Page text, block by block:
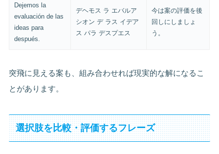
Dejemos la
evaluación de las
ideas para
después.
デヘモス ラ エバルア
シオン デ ラス イデア
ス パラ デスプエス
今は案の評価を後
回しにしましょ
う。
突飛に見える案も、組み合わせれば現実的な解になるこ
とがあります。
選択肢を比較・評価するフレーズ